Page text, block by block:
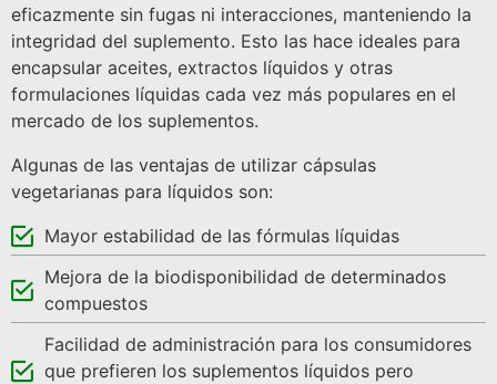
eficazmente sin fugas ni interacciones, manteniendo la
integridad del suplemento. Esto las hace ideales para
encapsular aceites, extractos líquidos y otras
formulaciones líquidas cada vez más populares en el
mercado de los suplementos.
Algunas de las ventajas de utilizar cápsulas
vegetarianas para líquidos son:
Mayor estabilidad de las fórmulas líquidas
Mejora de la biodisponibilidad de determinados
compuestos
Facilidad de administración para los consumidores
que prefieren los suplementos líquidos pero